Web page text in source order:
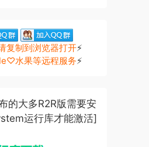
复制到浏览器打开⚡
水果等远程服务⚡
的大多R2R版需要安
运行库才能激活]